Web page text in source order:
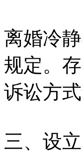
离婚冷
规定。
诉讼方式
三、设